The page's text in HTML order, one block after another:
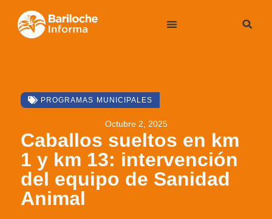
PROGRAMAS MUNICIPALES
Octubre 2, 2025
Caballos sueltos en km
1 y km 13: intervención
del equipo de Sanidad
Animal